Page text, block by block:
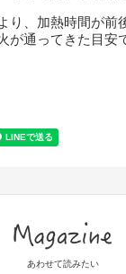
り、加熱時間が前
が通ってきた目安
あわせて読みたい